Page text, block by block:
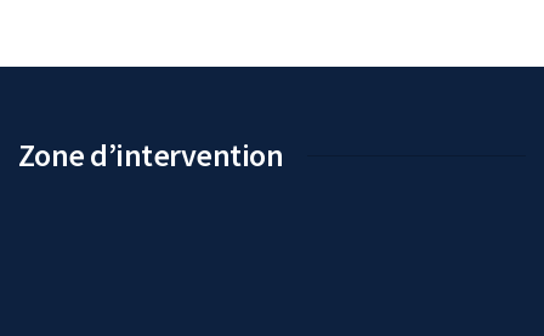
Zone d’intervention